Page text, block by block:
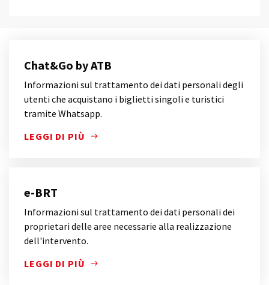
Chat&Go by ATB
Informazioni sul trattamento dei dati personali degli
utenti che acquistano i biglietti singoli e turistici
tramite Whatsapp.
LEGGI DI PIÙ
INFORMAZIONI SUL TRATTAMENTO DEI DATI
e-BRT
Informazioni sul trattamento dei dati personali dei
proprietari delle aree necessarie alla realizzazione
dell'intervento.
LEGGI DI PIÙ
INFORMAZIONI SUL TRATTAMENTO DEI DATI